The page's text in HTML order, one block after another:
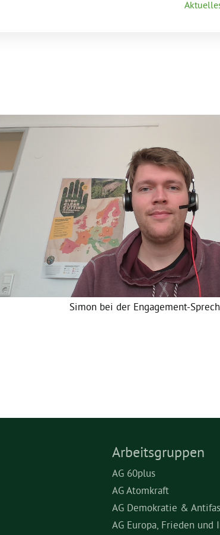
Simon bei der Engagement-
Arbeitsgruppen
AG 60plus
AG Atomkraft
AG Demokratie &
AG Europa, Frieden und